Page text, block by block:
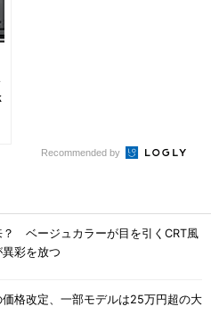
Recommended by
？ ベージュカラーが目を引くCRT風
彩を放つ
格改定、一部モデルは25万円超の大